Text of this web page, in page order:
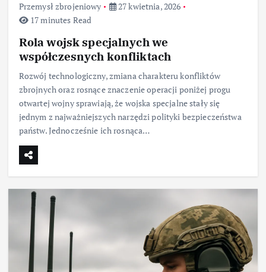
Przemysł zbrojeniowy
27 kwietnia, 2026
17 minutes Read
Rola wojsk specjalnych we
współczesnych konfliktach
Rozwój technologiczny, zmiana charakteru konfliktów
zbrojnych oraz rosnące znaczenie operacji poniżej progu
otwartej wojny sprawiają, że wojska specjalne stały się
jednym z najważniejszych narzędzi polityki bezpieczeństwa
państw. Jednocześnie ich rosnąca…